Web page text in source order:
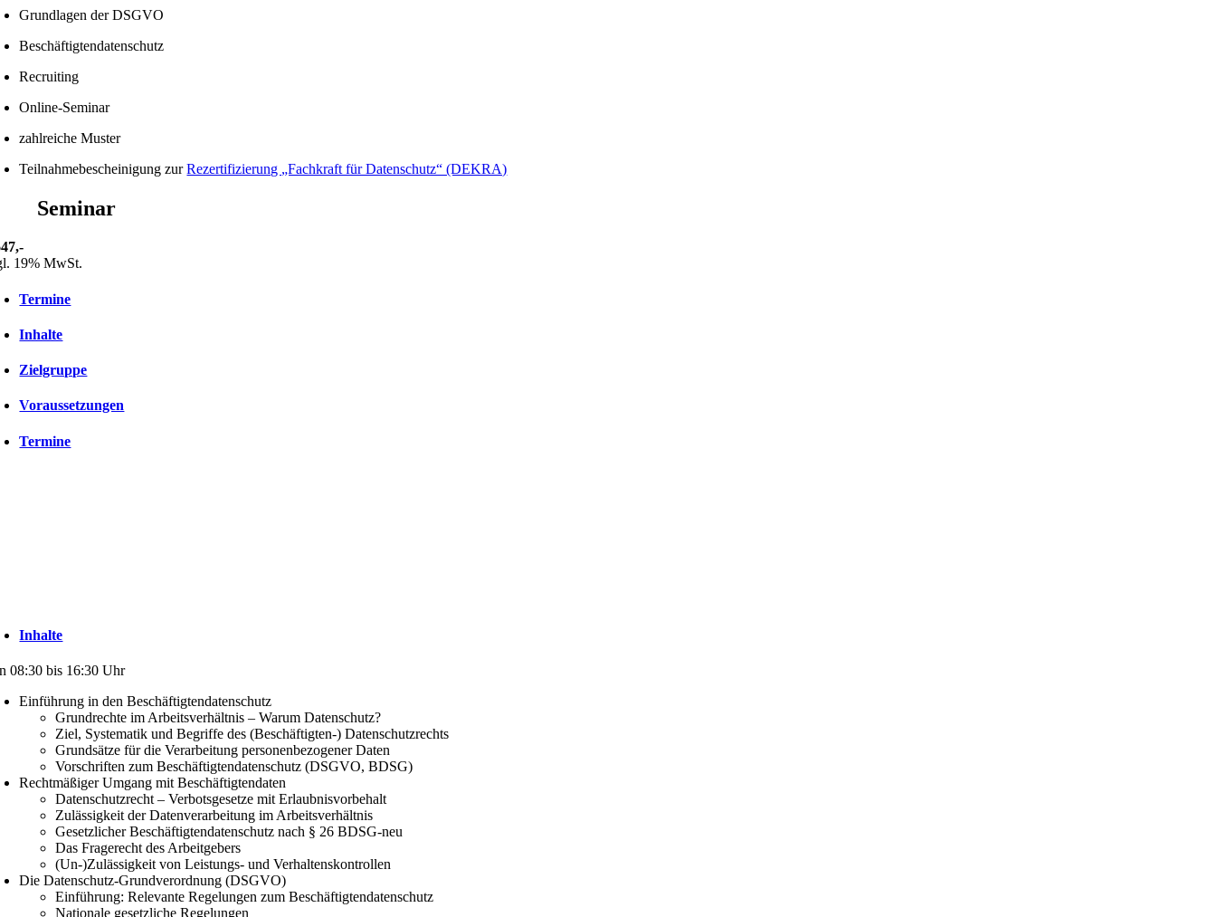
Grundlagen der DSGVO
Beschäftigtendatenschutz
Recruiting
Online-Seminar
zahlreiche Muster
Teilnahmebescheinigung zurRezertifizierung „Fachkraft für Datenschutz“ (DEKRA)
Seminar
19% MwSt.
Termine
Inhalte
Zielgruppe
Voraussetzungen
Termine
Inhalte
08:30 bis 16:30 Uhr
Einführung in den Beschäftigtendatenschutz
Grundrechte im Arbeitsverhältnis – Warum Datenschutz?
Ziel, Systematik und Begriffe des (Beschäftigten-) Datenschutzrechts
Grundsätze für die Verarbeitung personenbezogener Daten
Vorschriften zum Beschäftigtendatenschutz (DSGVO, BDSG)
Rechtmäßiger Umgang mit Beschäftigtendaten
Datenschutzrecht – Verbotsgesetze mit Erlaubnisvorbehalt
Zulässigkeit der Datenverarbeitung im Arbeitsverhältnis
Gesetzlicher Beschäftigtendatenschutz nach § 26 BDSG-neu
Das Fragerecht des Arbeitgebers
(Un-)Zulässigkeit von Leistungs- und Verhaltenskontrollen
Die Datenschutz-Grundverordnung (DSGVO)
Einführung: Relevante Regelungen zum Beschäftigtendatenschutz
Nationale gesetzliche Regelungen